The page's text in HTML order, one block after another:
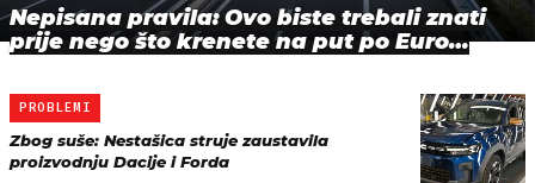
Nepisana pravila: Ovo biste trebali znati
prije nego što krenete na put po Euro…
PROBLEMI
Zbog suše: Nestašica struje zaustavila
proizvodnju Dacije i Forda